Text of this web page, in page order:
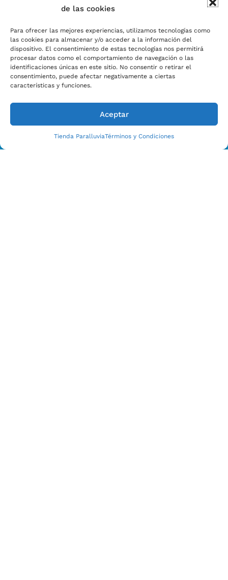
de las cookies
Para ofrecer las mejores experiencias, utilizamos tecnologías como
las cookies para almacenar y/o acceder a la información del
dispositivo. El consentimiento de estas tecnologías nos permitirá
procesar datos como el comportamiento de navegación o las
identificaciones únicas en este sitio. No consentir o retirar el
consentimiento, puede afectar negativamente a ciertas
características y funciones.
Aceptar
Tienda ParalluviaTérminos y Condiciones